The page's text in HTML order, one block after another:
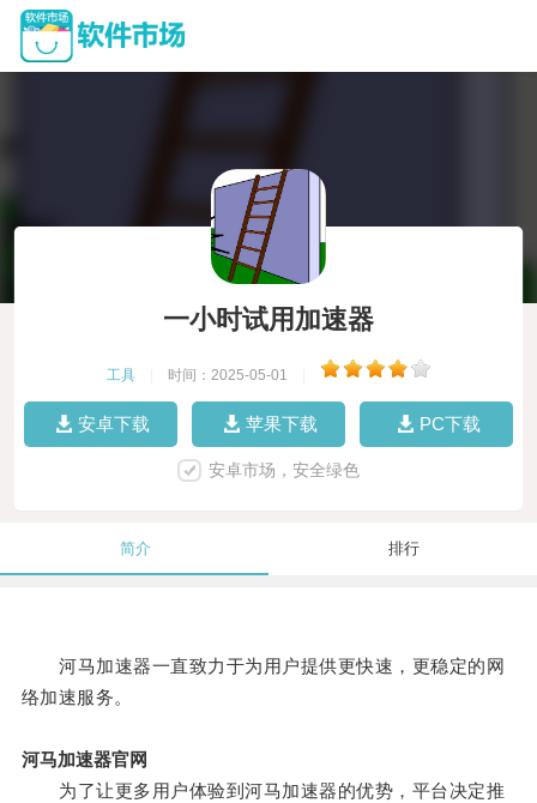
一小时试用加速器
工具 时间：2025-05-01
安卓下载 苹果下载 PC下载
安卓市场，安全绿色
简介 排行
河马加速器一直致力于为用户提供更快速，更稳定的网
络加速服务。
河马加速器官网
为了让更多用户体验到河马加速器的优势，平台决定推